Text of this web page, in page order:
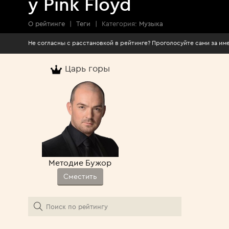
О рейтинге | Теги | Категория: Музыка
Не согласны с расстановкой в рейтинге?
Царь горы
Методие Бужор
Сместить